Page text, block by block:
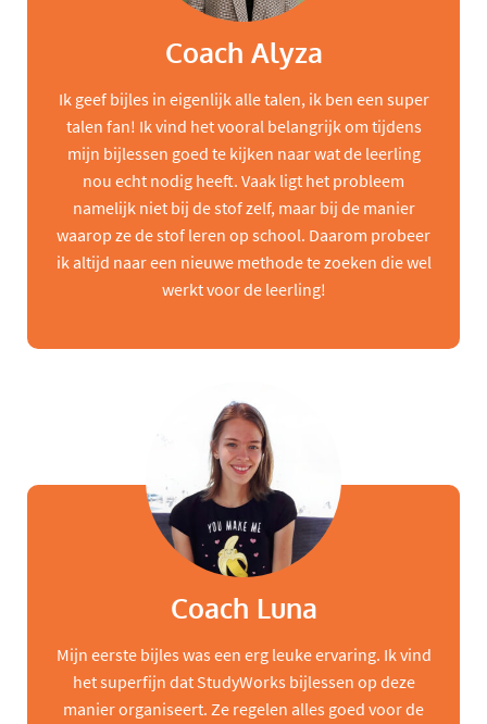
Coach Alyza
Ik geef bijles in eigenlijk alle talen, ik ben een super
talen fan! Ik vind het vooral belangrijk om tijdens
mijn bijlessen goed te kijken naar wat de leerling
nou echt nodig heeft. Vaak ligt het probleem
namelijk niet bij de stof zelf, maar bij de manier
waarop ze de stof leren op school. Daarom probeer
ik altijd naar een nieuwe methode te zoeken die wel
werkt voor de leerling!
Coach Luna
Mijn eerste bijles was een erg leuke ervaring. Ik vind
het superfijn dat StudyWorks bijlessen op deze
manier organiseert. Ze regelen alles goed voor de